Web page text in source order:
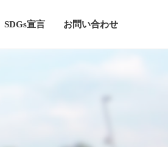
SDGs宣言 お問い合わせ